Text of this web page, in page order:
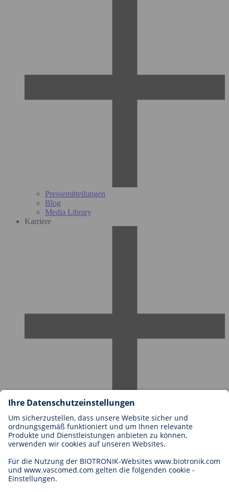
Pressemitteilungen
Blog
Media Library
Karriere
Karriere bei BIOTRONIK
Einstieg
Bewerbung
Karrierechancen